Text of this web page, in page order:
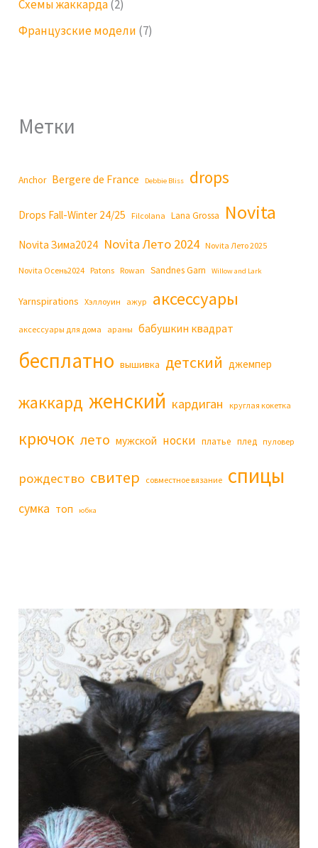
Схемы жаккарда(2)
Французские модели (7)
Метки
Anchor Bergere de France Debbie Bliss drops
Drops Fall-Winter 24/25 Filcolana Lana Grossa Novita
Novita Зима2024 Novita Лето 2024 Novita Лето 2025
Novita Осень2024 Patons Rowan Sandnes Garn Willow and Lark
Yarnspirations Хэллоуин ажур аксессуары
аксессуары для дома араны бабушкин квадрат
бесплатно вышивка детский джемпер
жаккард женский кардиган круглая кокетка
крючок лето мужской носки платье плед пуловер
рождество свитер совместное вязание спицы
сумка топ юбка